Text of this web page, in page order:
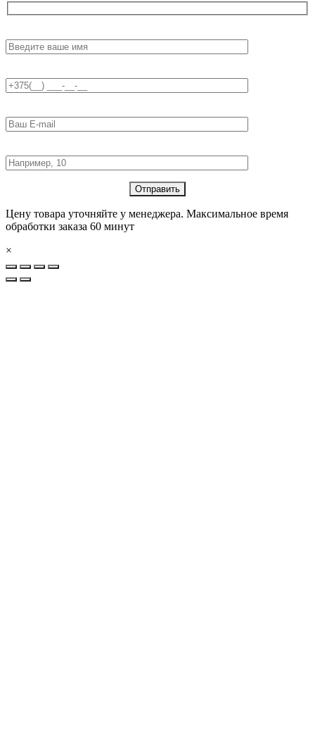
Цену товара уточняйте у менеджера. Максимальное время
обработки заказа 60 минут
×